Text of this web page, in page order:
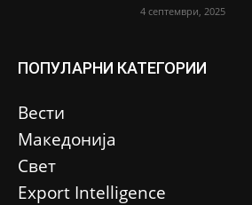
4 септември, 2025
ПОПУЛАРНИ КАТЕГОРИИ
Вести
Македонија
Свет
Еxport Intelligence